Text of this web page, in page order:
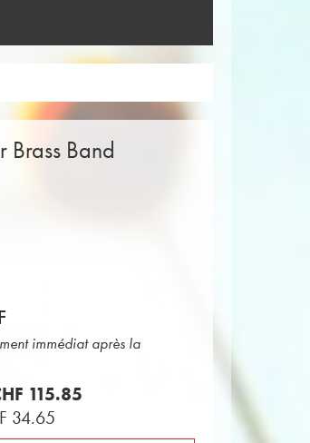
Brass Band
immédiat après la
115.85
34.65